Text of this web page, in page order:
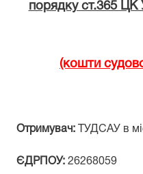
порядку ст.365 ЦК
(кошти
Отримувач: ТУДСАУ в
ЄДРПОУ: 26268059